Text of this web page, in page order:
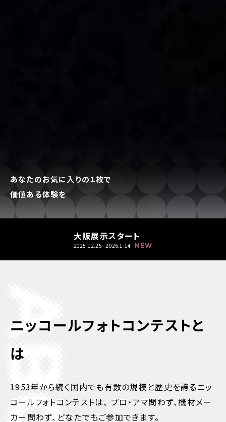
あなたのお気に⼊りの１枚で
価値ある体験を
⼤阪展⽰スタート
2025.12.25 - 2026.1.14 NEW
ニッコールフォトコンテストと
は
1953年から続く国内でも有数の規模と歴史を誇るニッ
コールフォトコンテストは、 プロ・アマ問わず、機材メー
カー問わず、どなたでもご参加できます。